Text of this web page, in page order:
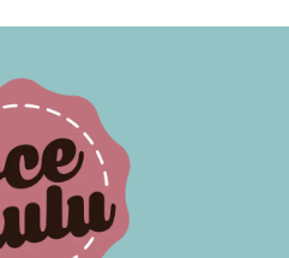
biodegradável, que pode ser